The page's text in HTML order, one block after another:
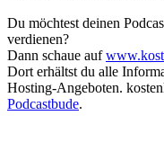
Du möchtest deinen
verdienen?
Dann schaue auf
Dort erhältst du alle
Hosting-Angeboten.
Podcastbude.